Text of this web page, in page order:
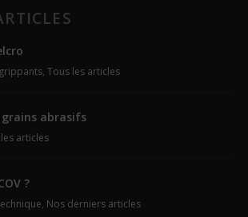
,Tous les articles
abrasifs
articles
?
, Nos derniers articles